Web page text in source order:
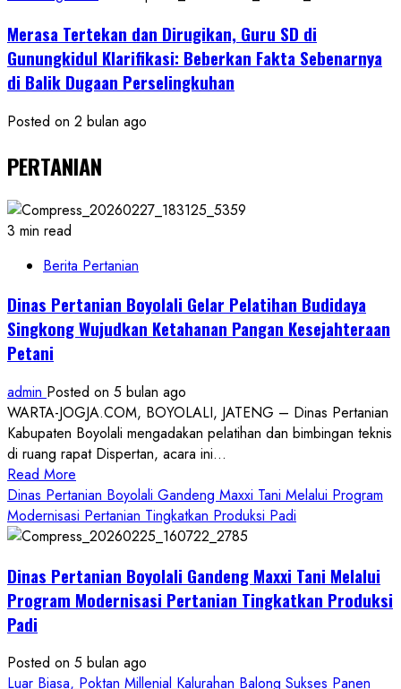
Merasa Tertekan dan Dirugikan, Guru SD di
Gunungkidul Klarifikasi: Beberkan Fakta Sebenarnya
di Balik Dugaan Perselingkuhan
Posted on 2 bulan ago
PERTANIAN
3 min read
Berita Pertanian
Dinas Pertanian Boyolali Gelar Pelatihan Budidaya
Singkong Wujudkan Ketahanan Pangan Kesejahteraan
Petani
admin Posted on 5 bulan ago
WARTA-JOGJA.COM, BOYOLALI, JATENG – Dinas Pertanian
Kabupaten Boyolali mengadakan pelatihan dan bimbingan teknis
di ruang rapat Dispertan, acara ini...
Read More
more
about
Dinas
Boyolali
Gelar
Singkong
Wujudkan
Dinas Pertanian Boyolali Gandeng Maxxi Tani Melalui Program
Modernisasi Pertanian Tingkatkan Produksi Padi
Dinas Pertanian Boyolali Gandeng Maxxi Tani Melalui
Program Modernisasi Pertanian Tingkatkan Produksi
Padi
Posted on 5 bulan ago
Luar Biasa, Poktan Millenial Kalurahan Balong Sukses Panen